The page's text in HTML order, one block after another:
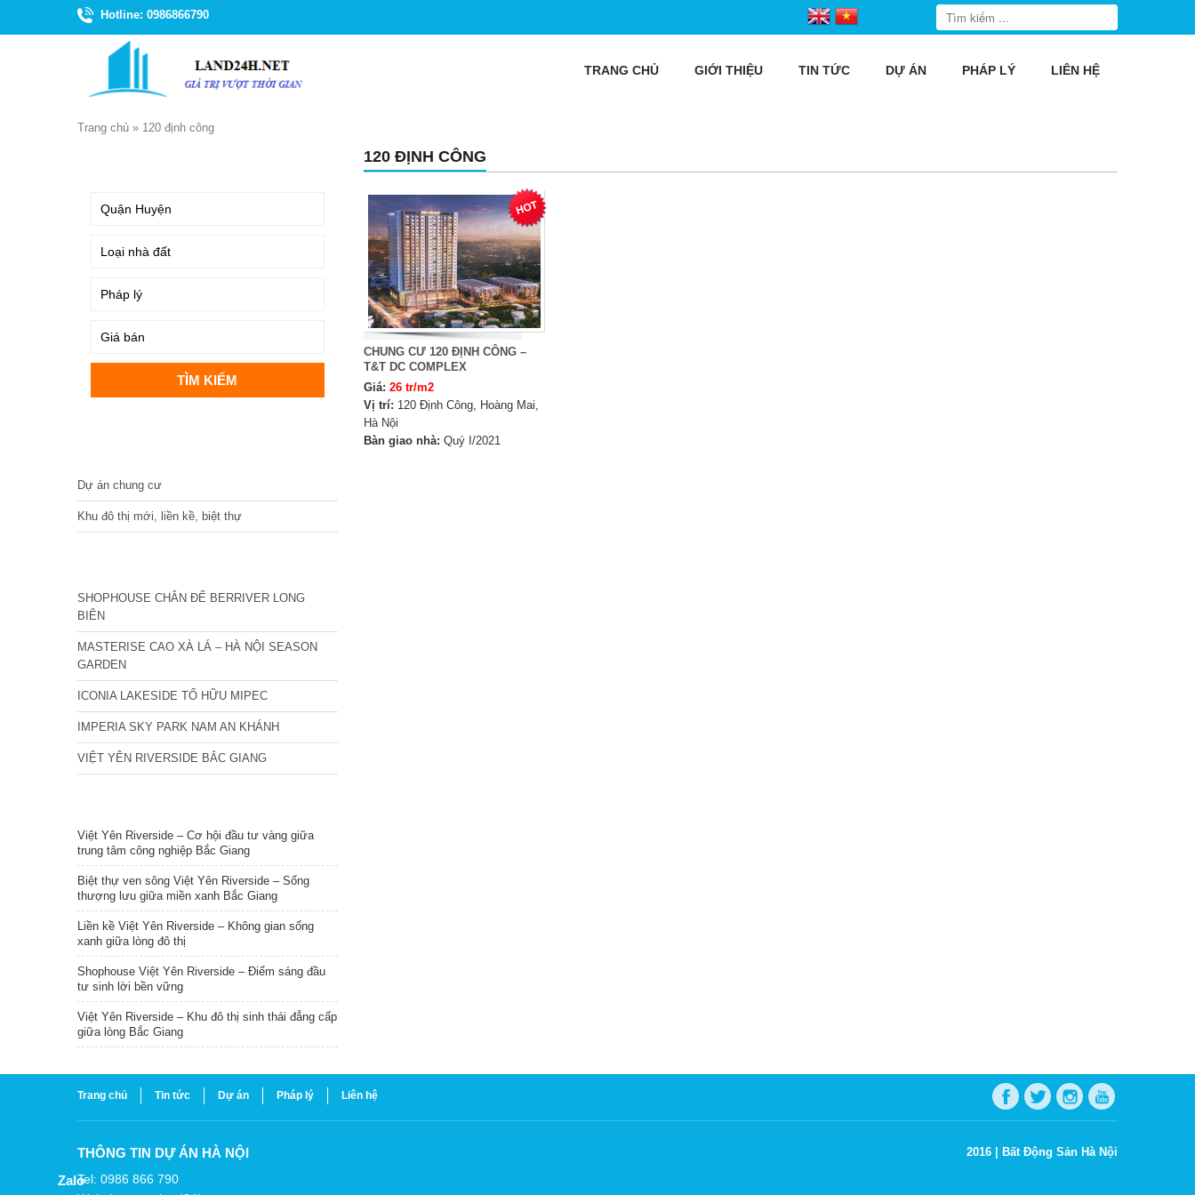
Hotline: 0986866790
TRANG CHỦ GIỚI THIỆU TIN TỨC DỰ ÁN PHÁP LÝ LIÊN HỆ
Trang chủ » 120 định công
120 ĐỊNH CÔNG
CHUNG CƯ 120 ĐỊNH CÔNG –
T&T DC COMPLEX
Giá: 26 tr/m2
Vị trí: 120 Định Công, Hoàng Mai,
Hà Nội
Bàn giao nhà: Quý I/2021
Dự án chung cư
Khu đô thị mới, liền kề, biệt thự
SHOPHOUSE CHÂN ĐẾ BERRIVER LONG
BIÊN
MASTERISE CAO XÀ LÁ – HÀ NỘI SEASON
GARDEN
ICONIA LAKESIDE TỐ HỮU MIPEC
IMPERIA SKY PARK NAM AN KHÁNH
VIỆT YÊN RIVERSIDE BẮC GIANG
Việt Yên Riverside – Cơ hội đầu tư vàng giữa
trung tâm công nghiệp Bắc Giang
Biệt thự ven sông Việt Yên Riverside – Sống
thượng lưu giữa miền xanh Bắc Giang
Liền kề Việt Yên Riverside – Không gian sống
xanh giữa lòng đô thị
Shophouse Việt Yên Riverside – Điểm sáng đầu
tư sinh lời bền vững
Việt Yên Riverside – Khu đô thị sinh thái đẳng cấp
giữa lòng Bắc Giang
Trang chủ Tin tức Dự án Pháp lý Liên hệ
THÔNG TIN DỰ ÁN HÀ NỘI
Tel: 0986 866 790
2016 | Bất Động Sản Hà Nội
Zalo